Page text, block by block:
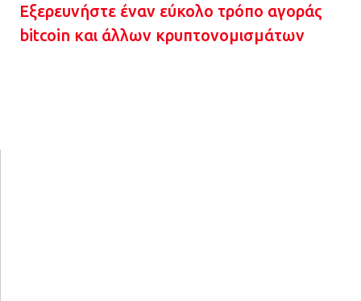
Εξερευνήστε έναν εύκολο τρόπο αγοράς
bitcoin και άλλων κρυπτονομισμάτων